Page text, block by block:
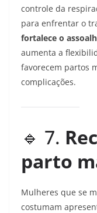
controle da
para enfrentar o
fortalece o
aumenta a
favorecem partos
complicações.
🔹 7.
parto
Mulheres que se
costumam